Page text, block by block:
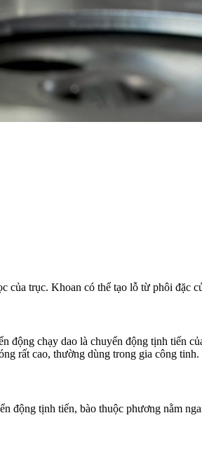
trục. Khoan có thể tạo lỗ từ phôi đặc
động chạy dao là chuyển động tịnh tiến
rất cao, thường dùng trong gia công tinh.
tịnh tiến, bào thuộc phương nằm